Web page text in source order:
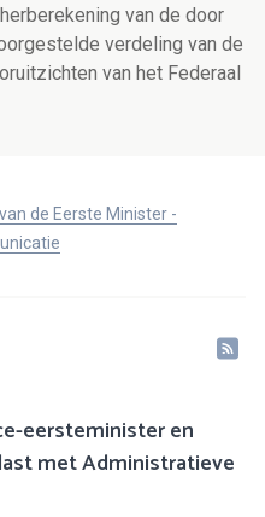
van de door
verdeling van de
van het Federaal
de Eerste Minister -
eersteminister en
met Administratieve